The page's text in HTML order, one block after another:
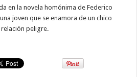
en la novela homónima de Federico
joven que se enamora de un chico
peligre.